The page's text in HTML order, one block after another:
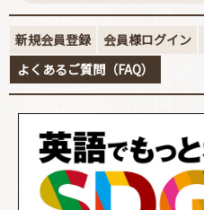
新規会員登録 会員様ログイン
よくあるご質問（FAQ）